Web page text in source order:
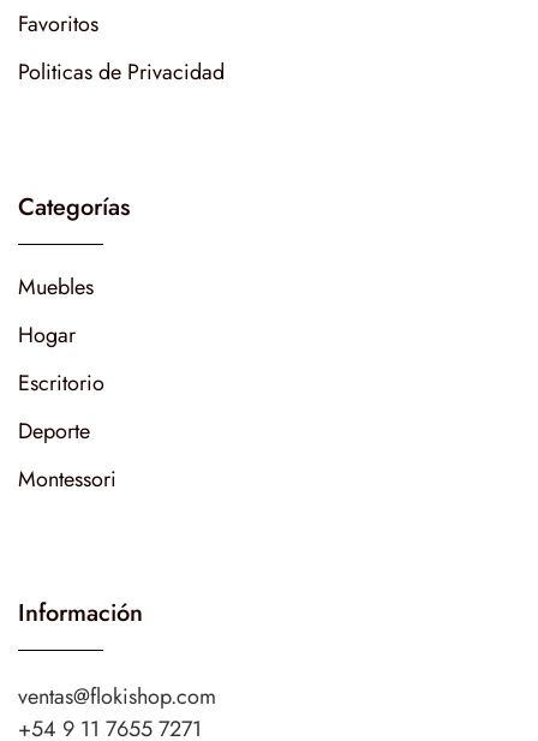
Favoritos
Politicas de Privacidad
Categorías
Muebles
Hogar
Escritorio
Deporte
Montessori
Información
ventas@flokishop.com
+54 9 11 7655 7271